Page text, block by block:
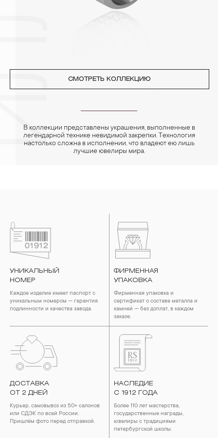
реже одного раза в месяц, а также регулярно протирать их
СМОТРЕТЬ КОЛЛЕКЦИЮ
В коллекции представлены украшения, выполненные в
легендарной технике невидимой закрепки. Технология
настолько сложна в исполнении, что владеют ею лишь
лучшие ювелиры мира.
УНИКАЛЬНЫЙ
НОМЕР
Каждое изделие имеет паспорт с
уникальным номером — гарантия
подлинности и качества завода.
ФИРМЕННАЯ
УПАКОВКА
Фирменная упаковка и
сертификат о составе металла и
камней — без доплат, в каждом
заказе.
ДОСТАВКА
ОТ 2 ДНЕЙ
Курьер, самовывоз из 50+ салонов
или СДЭК по всей России.
Пришлём фото перед отправкой.
НАСЛЕДИЕ
С 1912 ГОДА
Более 110 лет мастерства,
государственные награды,
ювелиры с традициями
петербургской школы.